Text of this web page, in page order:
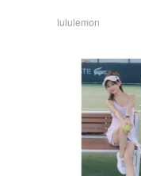
lululemon